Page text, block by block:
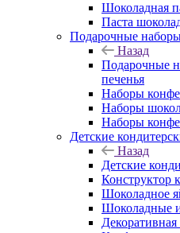
Шоколадная
Паста
Подарочные
Назад
Подарочные
печенья
Наборы
Наборы
Наборы
Детские
Назад
Детские
Конструктор
Шоколадное
Шоколадные